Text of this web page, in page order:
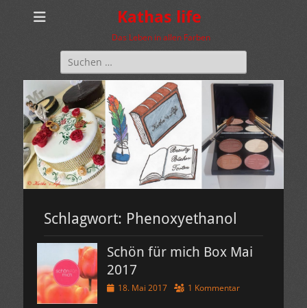
Kathas life
Das Leben in allen Farben
Suchen
nach:
Schlagwort: Phenoxyethanol
Schön für mich Box Mai
2017
Veröffentlicht
18. Mai 2017 1 Kommentar